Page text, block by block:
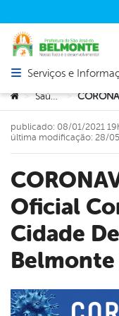
Abrir menu principal
Serviços e
Você está aqui:
> Saúde >
CORONAVÍRUS: Boletim
Oficial
Cidade
publicado: 08/01/2021
última modificação: 28/